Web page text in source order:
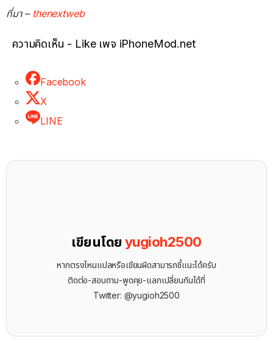
ที่มา – thenextweb
ความคิดเห็น - Like เพจ iPhoneMod.net
Facebook
X
LINE
เขียนโดยyugioh2500
หากตรงไหนแปลหรือเขียนผิดสามารถชี้แนะได้ครับ
ติดต่อ-สอบถาม-พูดคุย-แลกเปลี่ยนกันได้ที่
Twitter: @yugioh2500